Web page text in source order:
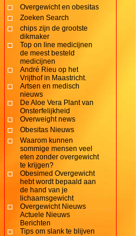
Overgewicht en obesitas
Zoeken Search
chips zijn de grootste
dikmaker
Top on line medicijnen
de meest besteld
medicijnen
André Rieu op het
Vrijthof in Maastricht.
Artsen en medisch
nieuws
De Aloe Vera Plant van
Onsterfelijkheid
Overweight news
Obesitas Nieuws
Waarom kunnen
sommige mensen veel
eten zonder overgewicht
te krijgen?
Obesimed Overgewicht
hebt wordt bepaald aan
de hand van je
lichaamsgewicht
Overgewicht Nieuws
Actuele Nieuws
Berichten
Tips om slank te blijven